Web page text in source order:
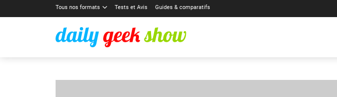
Tous nos formats Tests et Avis Guides & comparatifs